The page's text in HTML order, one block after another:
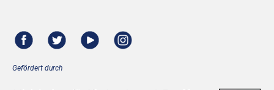
Gefördert durch